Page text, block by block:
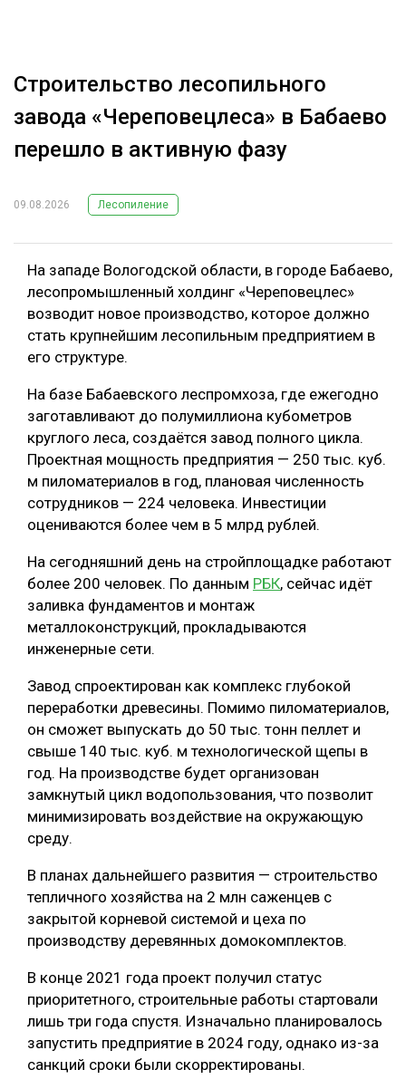
Строительство лесопильного
завода «Череповецлеса» в Бабаево
перешло в активную фазу
09.08.2026 Лесопиление
На западе Вологодской области, в городе Бабаево,
лесопромышленный холдинг «Череповецлес»
возводит новое производство, которое должно
стать крупнейшим лесопильным предприятием в
его структуре.
На базе Бабаевского леспромхоза, где ежегодно
заготавливают до полумиллиона кубометров
круглого леса, создаётся завод полного цикла.
Проектная мощность предприятия — 250 тыс. куб.
м пиломатериалов в год, плановая численность
сотрудников — 224 человека. Инвестиции
оцениваются более чем в 5 млрд рублей.
На сегодняшний день на стройплощадке работают
более 200 человек. По данным РБК, сейчас идёт
заливка фундаментов и монтаж
металлоконструкций, прокладываются
инженерные сети.
Завод спроектирован как комплекс глубокой
переработки древесины. Помимо пиломатериалов,
он сможет выпускать до 50 тыс. тонн пеллет и
свыше 140 тыс. куб. м технологической щепы в
год. На производстве будет организован
замкнутый цикл водопользования, что позволит
минимизировать воздействие на окружающую
среду.
В планах дальнейшего развития — строительство
тепличного хозяйства на 2 млн саженцев с
закрытой корневой системой и цеха по
производству деревянных домокомплектов.
В конце 2021 года проект получил статус
приоритетного, строительные работы стартовали
лишь три года спустя. Изначально планировалось
запустить предприятие в 2024 году, однако из-за
санкций сроки были скорректированы.